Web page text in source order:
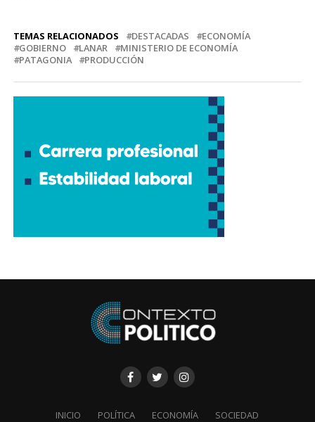
TEMAS RELACIONADOS DESTACADAS
ECONOMÍA
GOBIERNO
LANAR
MINISTERIO DE ECONOMÍA
PATAGONIA
PRODUCCIÓN
INICIO POLÍTICA ECONOMÍA SOCIEDAD